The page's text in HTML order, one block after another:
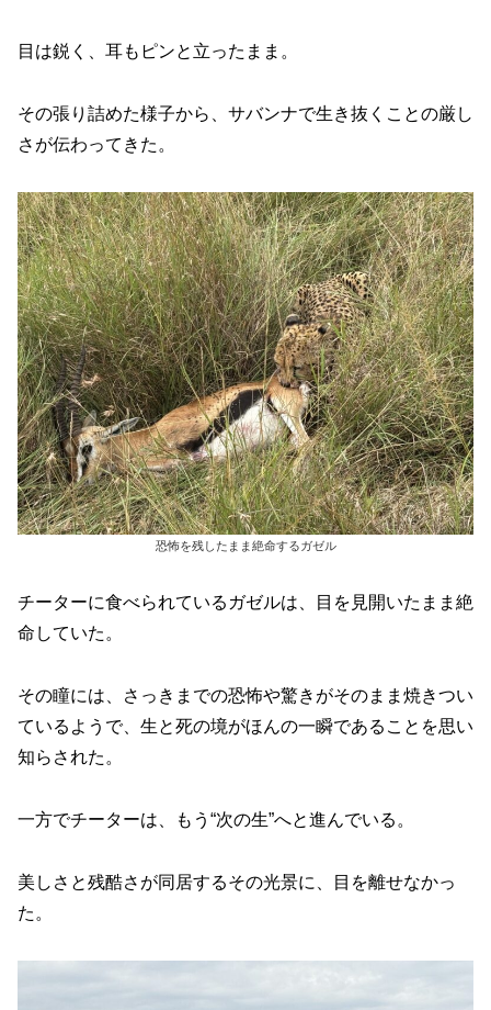
目は鋭く、耳もピンと立ったまま。
その張り詰めた様子から、サバンナで生き抜くことの厳し
さが伝わってきた。
恐怖を残したまま絶命するガゼル
チーターに食べられているガゼルは、目を見開いたまま絶
命していた。
その瞳には、さっきまでの恐怖や驚きがそのまま焼きつい
ているようで、生と死の境がほんの一瞬であることを思い
知らされた。
一方でチーターは、もう“次の生”へと進んでいる。
美しさと残酷さが同居するその光景に、目を離せなかっ
た。